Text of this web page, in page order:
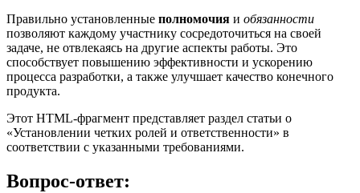
Правильно установленные полномочия и обязанности
позволяют каждому участнику сосредоточиться на своей
задаче, не отвлекаясь на другие аспекты работы. Это
способствует повышению эффективности и ускорению
процесса разработки, а также улучшает качество конечного
продукта.
Этот HTML-фрагмент представляет раздел статьи о
«Установлении четких ролей и ответственности» в
соответствии с указанными требованиями.
Вопрос-ответ: